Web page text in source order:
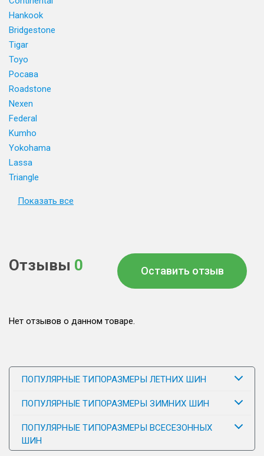
Hankook
Bridgestone
Tigar
Toyo
Росава
Roadstone
Nexen
Federal
Kumho
Yokohama
Lassa
Triangle
Показать все
Отзывы 0 Оставить отзыв
Нет отзывов о данном товаре.
ПОПУЛЯРНЫЕ ТИПОРАЗМЕРЫ ЛЕТНИХ ШИН
ПОПУЛЯРНЫЕ ТИПОРАЗМЕРЫ ЗИМНИХ ШИН
ПОПУЛЯРНЫЕ ТИПОРАЗМЕРЫ ВСЕСЕЗОННЫХ
ШИН